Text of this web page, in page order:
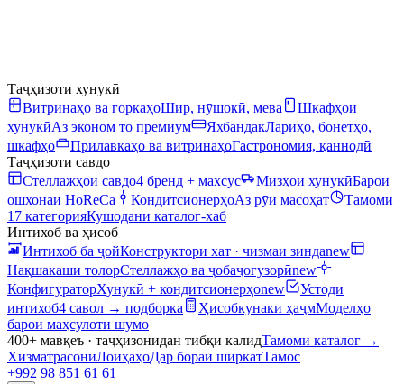
Таҷҳизоти хунукӣ
Витринаҳо ва горкаҳоШир, нӯшокӣ, мева
Шкафҳои
хунукӣАз эконом то премиум ЯхбандакЛариҳо, бонетҳо,
шкафҳо
Прилавкаҳо ва витринаҳоГастрономия, қаннодӣ
Таҷҳизоти савдо
Стеллажҳои савдо4 бренд + махсус Мизҳои хунукӣБарои
ошхонаи HoReCa
КондитсионерҳоАз рӯи масоҳат
Тамоми
17 категорияКушодани каталог-хаб
Интихоб ва ҳисоб
Интихоб ба ҷойКонструктори хат · чизмаи зиндаnew
Нақшакаши толорСтеллажҳо ва ҷобаҷогузорӣnew
КонфигураторХунукӣ + кондитсионерҳоnew
Устоди
интихоб4 савол → подборка Ҳисобкунаки ҳаҷмМоделҳо
барои маҳсулоти шумо
400+ мавқеъ · таҷҳизонидан тибқи калидТамоми каталог →
ХизматрасонӣЛоиҳаҳоДар бораи ширкатТамос
+992 98 851 61 61